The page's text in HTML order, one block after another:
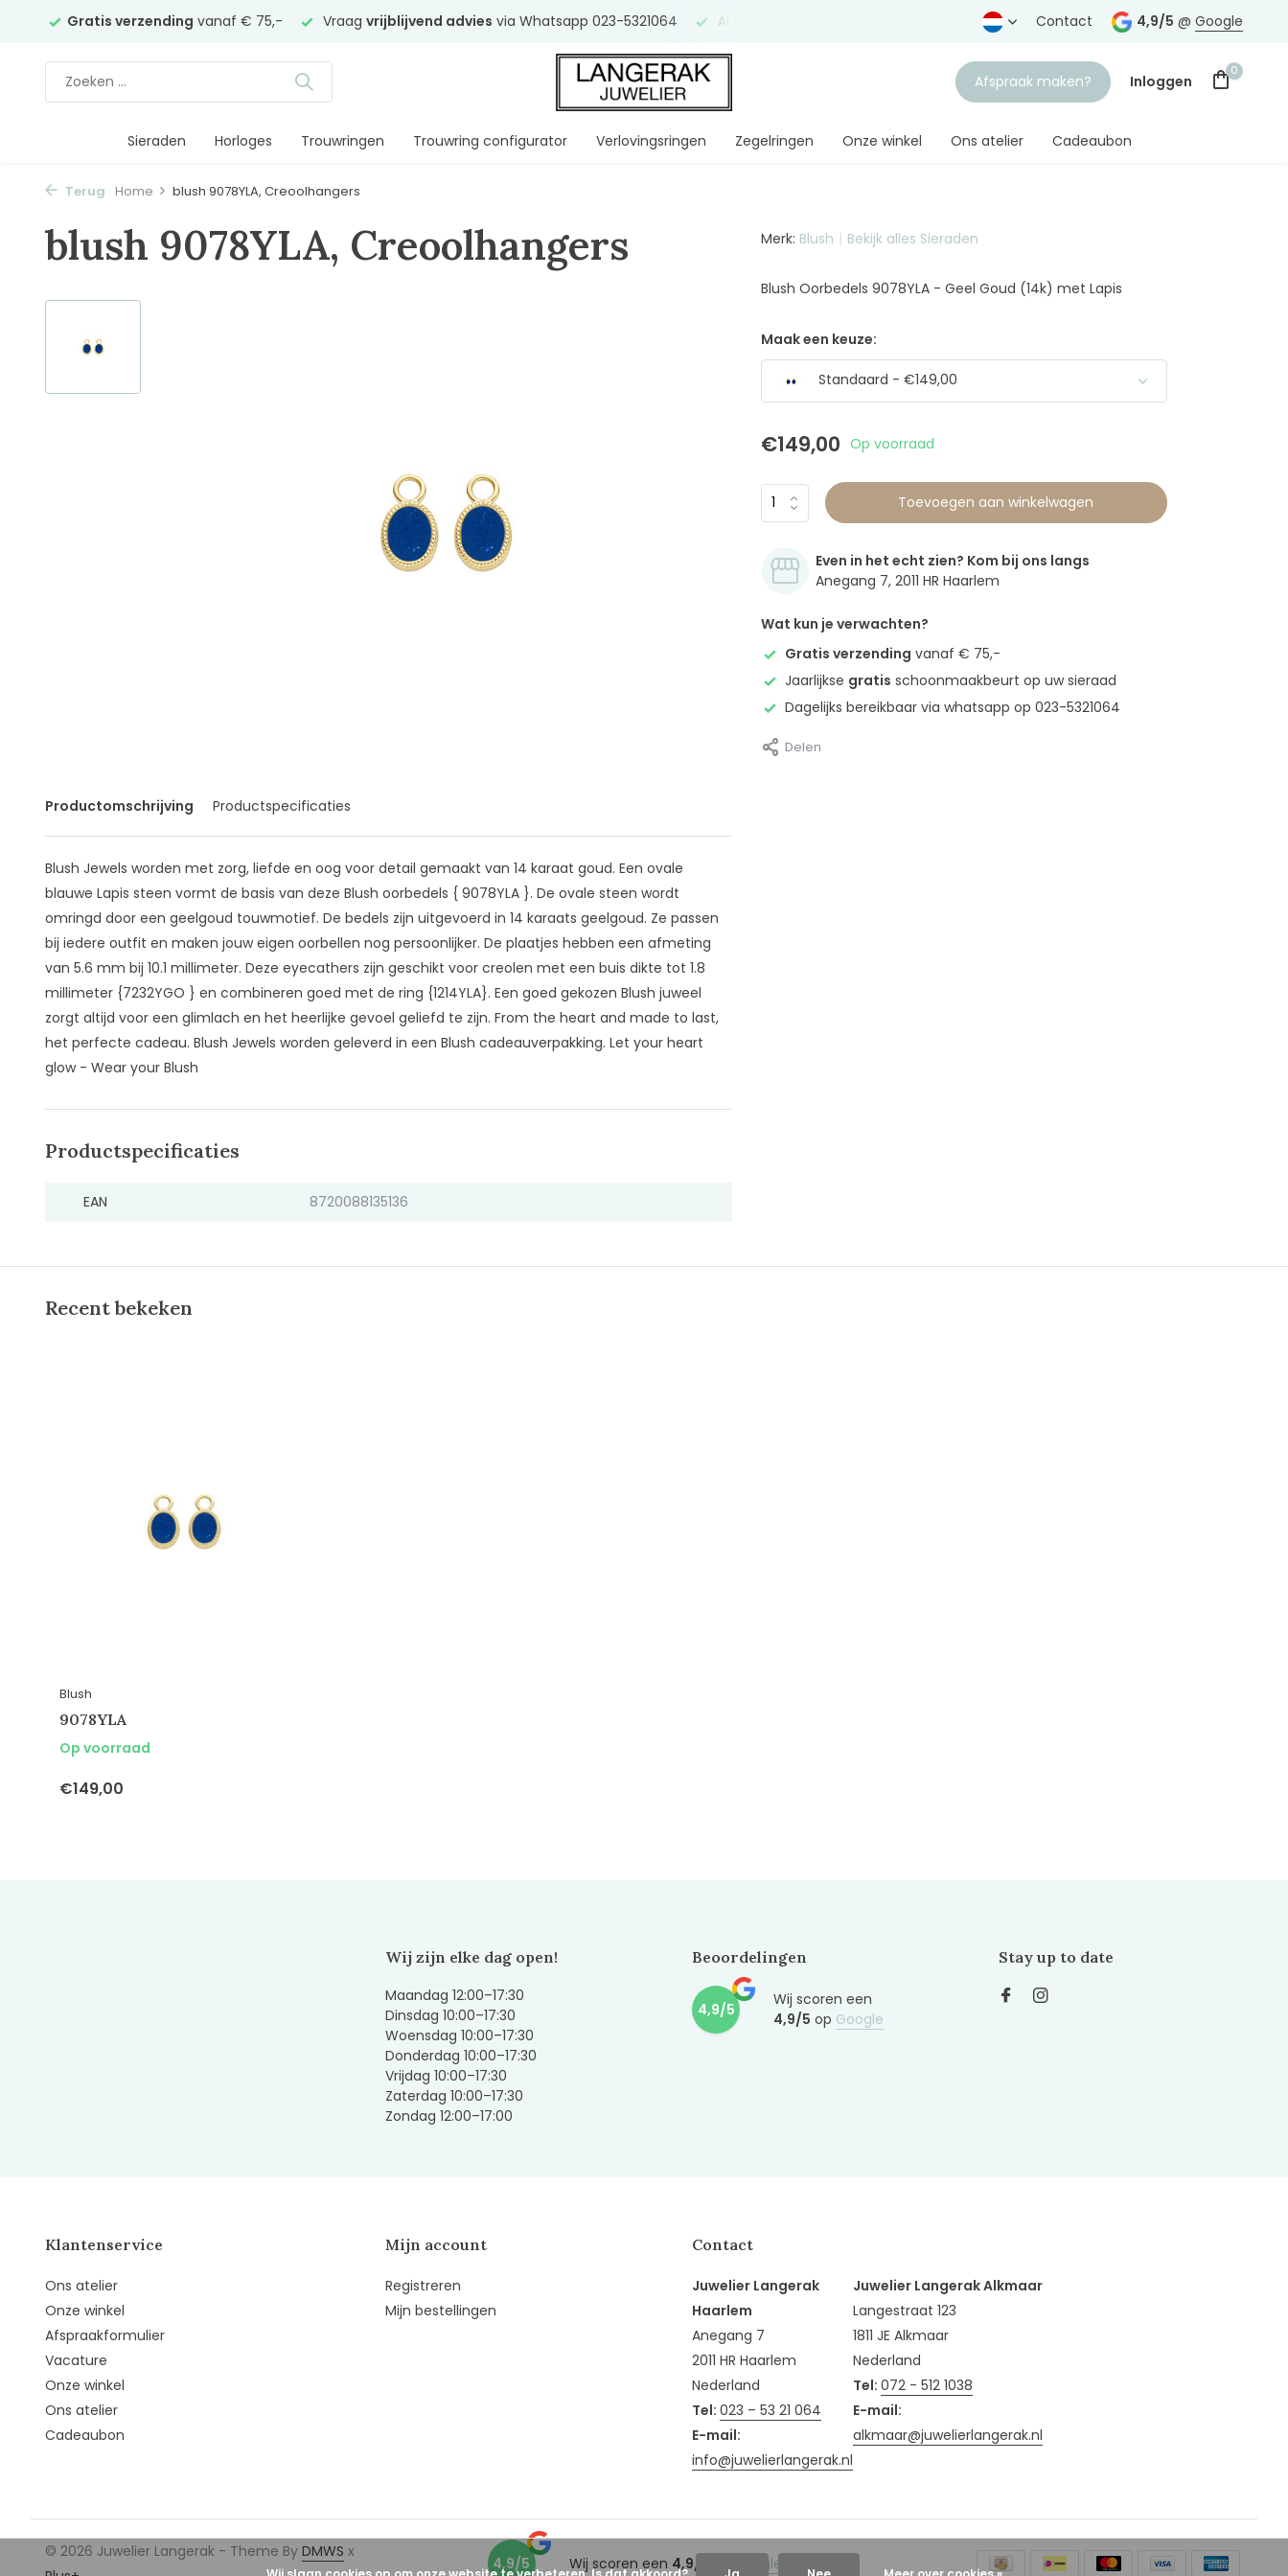
Gratis verzending vanaf € 75,- Vraag vrijblijvend advies via Whatsapp 023-5321064 Al Gratis verzending vanaf € 75,-
Contact 4,9/5 @ Google
Afspraak maken? Inloggen
0
Sieraden Horloges Trouwringen Trouwring configurator Verlovingsringen Zegelringen Onze winkel Ons atelier Cadeaubon
Terug Home blush 9078YLA, Creoolhangers
blush 9078YLA, Creoolhangers
Productomschrijving Productspecificaties
Blush Jewels worden met zorg, liefde en oog voor detail gemaakt van 14 karaat goud. Een ovale
blauwe Lapis steen vormt de basis van deze Blush oorbedels { 9078YLA }. De ovale steen wordt
omringd door een geelgoud touwmotief. De bedels zijn uitgevoerd in 14 karaats geelgoud. Ze passen
bij iedere outfit en maken jouw eigen oorbellen nog persoonlijker. De plaatjes hebben een afmeting
van 5.6 mm bij 10.1 millimeter. Deze eyecathers zijn geschikt voor creolen met een buis dikte tot 1.8
millimeter {7232YGO } en combineren goed met de ring {1214YLA}. Een goed gekozen Blush juweel
zorgt altijd voor een glimlach en het heerlijke gevoel geliefd te zijn. From the heart and made to last,
het perfecte cadeau. Blush Jewels worden geleverd in een Blush cadeauverpakking. Let your heart
glow - Wear your Blush
Productspecificaties
EAN 8720088135136
Merk: Blush Bekijk alles Sieraden
Blush Oorbedels 9078YLA - Geel Goud (14k) met Lapis
Maak een keuze:
Standaard - €149,00
€149,00 Op voorraad
Toevoegen aan winkelwagen
Even in het echt zien? Kom bij ons langs
Anegang 7, 2011 HR Haarlem
Wat kun je verwachten?
Gratis verzending vanaf € 75,-
Jaarlijkse gratis schoonmaakbeurt op uw sieraad
Dagelijks bereikbaar via whatsapp op 023-5321064
Delen
Recent bekeken
Blush
9078YLA
Op voorraad
€149,00
Wij zijn elke dag open!
Maandag 12:00–17:30
Dinsdag 10:00–17:30
Woensdag 10:00–17:30
Donderdag 10:00–17:30
Vrijdag 10:00–17:30
Zaterdag 10:00–17:30
Zondag 12:00–17:00
Beoordelingen
4,9/5
Wij scoren een
4,9/5 op Google
Stay up to date
Klantenservice
Ons atelier
Onze winkel
Afspraakformulier
Vacature
Onze winkel
Ons atelier
Cadeaubon
Mijn account
Registreren
Mijn bestellingen
Contact
Juwelier Langerak
Haarlem
Anegang 7
2011 HR Haarlem
Nederland
Tel: 023 – 53 21 064
E-mail:
info@juwelierlangerak.nl
Juwelier Langerak Alkmaar
Langestraat 123
1811 JE Alkmaar
Nederland
Tel: 072 - 512 1038
E-mail:
alkmaar@juwelierlangerak.nl
© 2026 Juwelier Langerak - Theme By DMWS x
4,9/5 Wij scoren een 4,9/5 Google